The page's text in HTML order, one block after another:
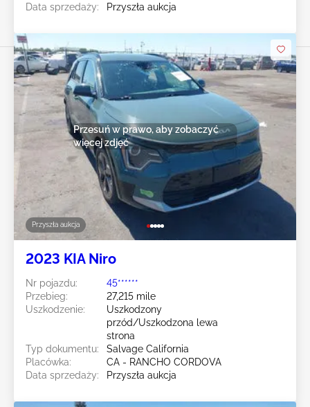
Data sprzedaży:
Przyszła aukcja
Przyszła aukcja
Przesuń w prawo, aby zobaczyć
więcej zdjęć
2023 KIA Niro
Nr pojazdu:
45******
Przebieg:
27,215 mile
Uszkodzenie:
Uszkodzony
przód/Uszkodzona lewa
strona
Typ dokumentu:
Salvage California
Placówka:
CA - RANCHO CORDOVA
Data sprzedaży:
Przyszła aukcja